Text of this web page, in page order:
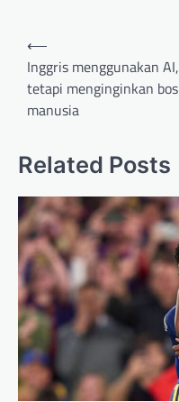
Post
navigation
⟵
Inggris menggunakan AI,
tetapi menginginkan bos
manusia
Related Posts